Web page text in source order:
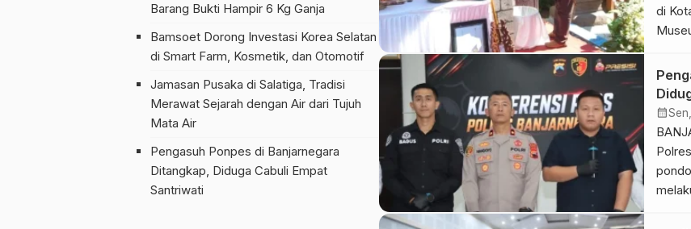
di
yang
calendar_month
Barang Bukti Hampir 6 Kg Ganja
Bamsoet Dorong Investasi Korea Selatan
di Smart Farm, Kosmetik, dan Otomotif
Jamasan Pusaka di Salatiga, Tradisi
Merawat Sejarah dengan Air dari Tujuh
Mata Air
Pengasuh Ponpes di Banjarnegara
Ditangkap, Diduga Cabuli Empat
Santriwati